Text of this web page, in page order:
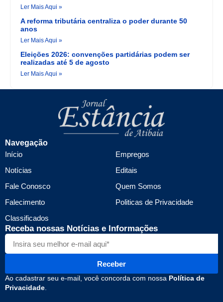
Ler Mais Aqui »
A reforma tributária centraliza o poder durante 50
anos
Ler Mais Aqui »
Eleições 2026: convenções partidárias podem ser
realizadas até 5 de agosto
Ler Mais Aqui »
Navegação
Início
Notícias
Fale Conosco
Falecimento
Classificados
Empregos
Editais
Quem Somos
Politicas de Privacidade
Receba nossas Notícias e Informações
Receber
Ao cadastrar seu e-mail, você concorda com nossa Política de
Privacidade